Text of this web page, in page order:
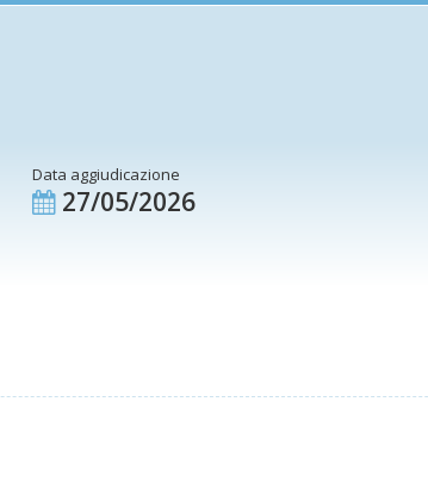
Data aggiudicazione
27/05/2026